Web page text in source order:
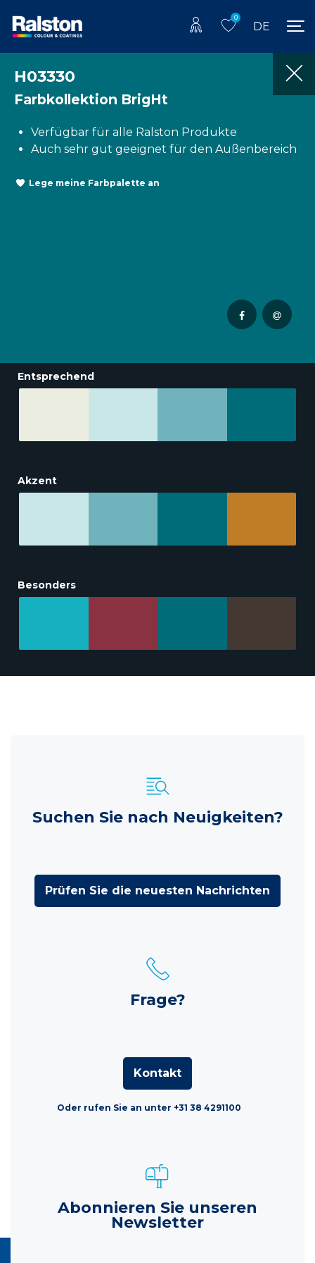
0
DE
H03330
Farbkollektion BrigHt
Verfügbar für alle Ralston Produkte
Auch sehr gut geeignet für den Außenbereich
Lege meine Farbpalette an
Entsprechend
Akzent
Besonders
Suchen Sie nach Neuigkeiten?
Prüfen Sie die neuesten Nachrichten
Frage?
Kontakt
Oder rufen Sie an unter +31 38 4291100
Abonnieren Sie unseren
Newsletter